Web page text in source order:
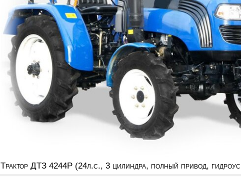
Трактор ДТЗ 4244Р (24л.с., 3 цилиндра, полный привод,